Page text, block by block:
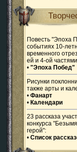
Повесть "Эпоха
событиях 10-
временного
ей и 4-ой
• "Эпоха Побед"
Рисунки
также арты и
• Фанарт
• Календари
23 рассказа
конкурса
герой":
• Список